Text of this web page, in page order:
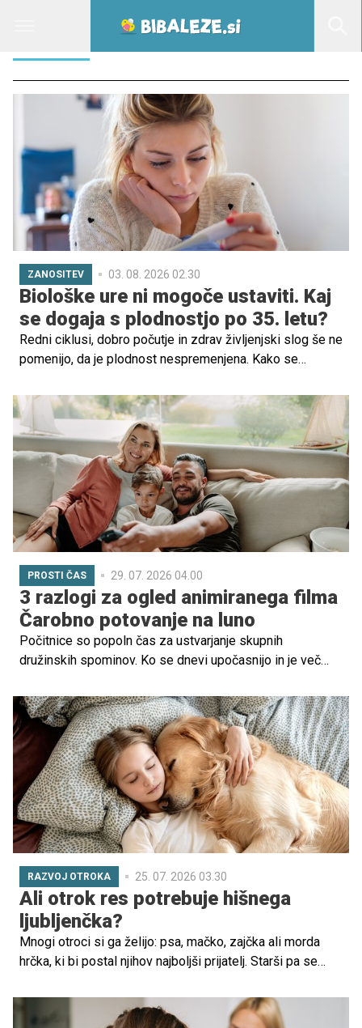
ZANOSITEV 03. 08. 2026 02.30
Biološke ure ni mogoče ustaviti. Kaj
se dogaja s plodnostjo po 35. letu?
Redni ciklusi, dobro počutje in zdrav življenjski slog še ne
pomenijo, da je plodnost nespremenjena. Kako se
kdaj je čas za strokovno pomoč, je pojasnila izr. prof. dr.
Helena Ban Frangež, dr. med., predstojnica Kliničnega
oddelka za reprodukcijo na Ginekološki kliniki UKC
Ljubljana.
PROSTI ČAS 29. 07. 2026 04.00
3 razlogi za ogled animiranega filma
Čarobno potovanje na luno
Počitnice so popoln čas za ustvarjanje skupnih
družinskih spominov. Ko se dnevi upočasnijo in je več
filmski večer, ob katerem se otroci prepustijo domišljiji,
starši pa se za nekaj trenutkov vrnejo v svet otroške
radovednosti.
RAZVOJ OTROKA 25. 07. 2026 03.30
Ali otrok res potrebuje hišnega
ljubljenčka?
Mnogi otroci si ga želijo: psa, mačko, zajčka ali morda
hrčka, ki bi postal njihov najboljši prijatelj. Starši pa se
otroku res koristil ali bo postal le še ena obveznost za
odrasle?